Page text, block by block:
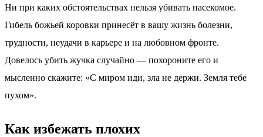
Ни при каких обстоятельствах нельзя убивать насекомое.
Гибель божьей коровки принесёт в вашу жизнь болезни,
трудности, неудачи в карьере и на любовном фронте.
Довелось убить жучка случайно — похороните его и
мысленно скажите: «С миром иди, зла не держи. Земля тебе
пухом».
Как избежать плохих